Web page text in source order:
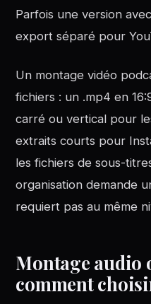
Parfois une version
export séparé pour
Un montage vidéo
fichiers : un .mp4 en
carré ou vertical pour
extraits courts pour
les fichiers de sous-
organisation demande
requiert pas au même
Montage audio
comment